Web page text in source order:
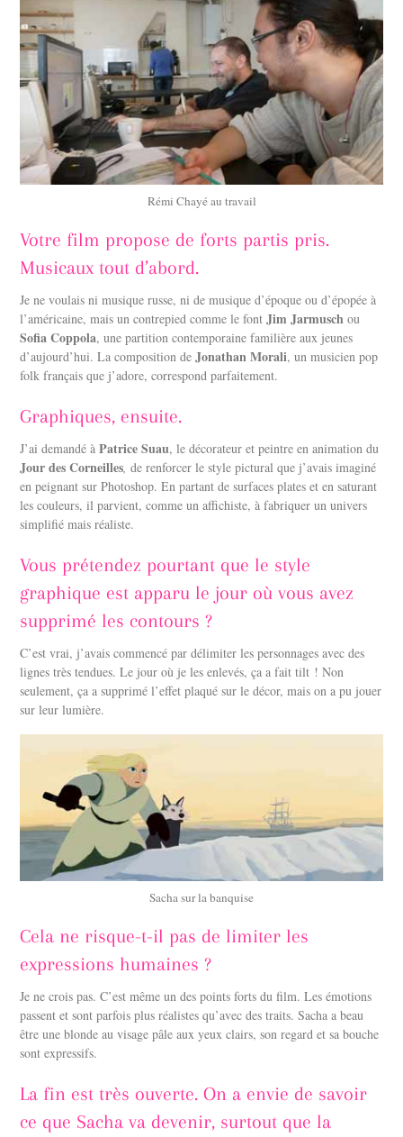
Rémi Chayé au travail
Votre film propose de forts partis pris.
Musicaux tout d’abord.
Je ne voulais ni musique russe, ni de musique d’époque ou d’épopée à
l’américaine, mais un contrepied comme le fontJim Jarmusch ou
Sofia Coppola, une partition contemporaine familière aux jeunes
d’aujourd’hui. La composition deJonathan Morali, un musicien pop
folk français que j’adore, correspond parfaitement.
Graphiques, ensuite.
J’ai demandé àPatrice Suau, le décorateur et peintre en animation du
Jour des Corneilles,de renforcer le style pictural que j’avais imaginé
en peignant sur Photoshop. En partant de surfaces plates et en saturant
les couleurs, il parvient, comme un affichiste, à fabriquer un univers
simplifié mais réaliste.
Vous prétendez pourtant que le style
graphique est apparu le jour où vous avez
supprimé les contours ?
C’est vrai, j’avais commencé par délimiter les personnages avec des
lignes très tendues. Le jour où je les enlevés, ça a fait tilt ! Non
seulement, ça a supprimé l’effet plaqué sur le décor, mais on a pu jouer
sur leur lumière.
Sacha sur la banquise
Cela ne risque-t-il pas de limiter les
expressions humaines ?
Je ne crois pas. C’est même un des points forts du film. Les émotions
passent et sont parfois plus réalistes qu’avec des traits. Sacha a beau
être une blonde au visage pâle aux yeux clairs, son regard et sa bouche
sont expressifs.
La fin est très ouverte. On a envie de savoir
ce que Sacha va devenir, surtout que la